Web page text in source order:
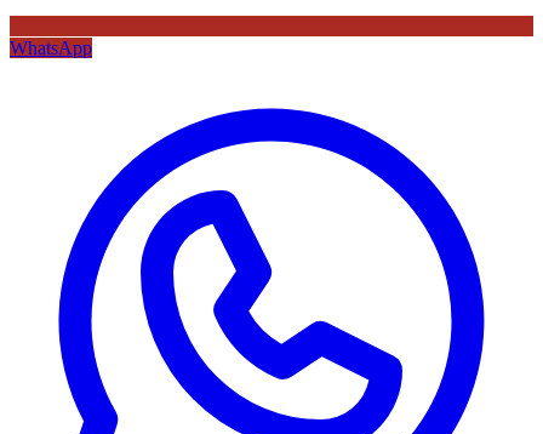
WhatsApp